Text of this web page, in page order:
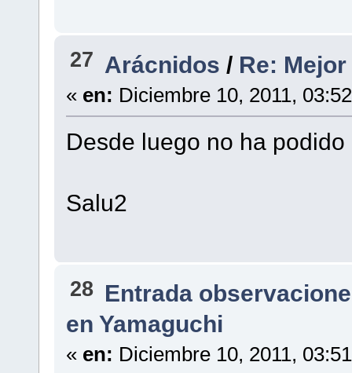
27 Arácnidos / Re:
« en: Diciembre 10, 2011,
Desde luego no ha
Salu2
28 Entrada
en Yamaguchi
« en: Diciembre 10, 2011,